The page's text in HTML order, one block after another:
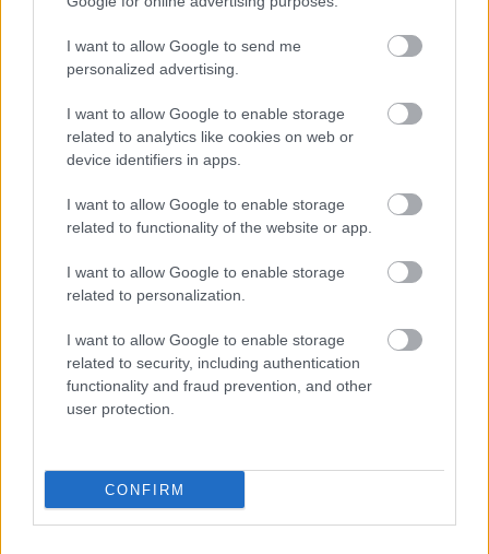
I want to allow Google to send me
personalized advertising.
I want to allow Google to enable storage
related to analytics like cookies on web or
device identifiers in apps.
I want to allow Google to enable storage
related to functionality of the website or app.
I want to allow Google to enable storage
related to personalization.
I want to allow Google to enable storage
related to security, including authentication
functionality and fraud prevention, and other
user protection.
CONFIRM
Messengeren
keresőben könnyebben megtaláld a
glamour.hu cikkeit